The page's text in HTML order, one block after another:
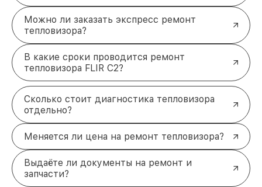
Можно ли заказать экспресс ремонт
тепловизора?
В какие сроки проводится ремонт
тепловизора FLIR C2?
Сколько стоит диагностика тепловизора
отдельно?
Меняется ли цена на ремонт тепловизора?
Выдаёте ли документы на ремонт и
запчасти?